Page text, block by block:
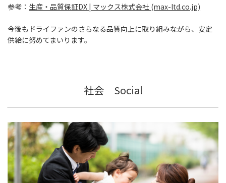
参考： 生産・品質保証DX | マックス株式会社 (max-ltd.co.jp)
今後もドライファンのさらなる品質向上に取り組みながら、安定
供給に努めてまいります。
社会 Social